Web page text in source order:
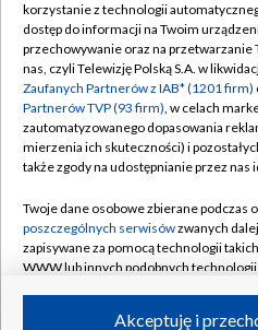
Abonament TVP
Emisja w TVP
Centrum informacji TVP
Naziemna Telewizja Cyfrowa
Rada Programowa
System NOS
Informacje o nadawcy
Polityka
Moje
korzystanie z technologii
dostęp do informacji na Twoim
przechowywanie oraz na przetwarzanie
nas, czyli Telewizję Polską S.A. w
Zaufanych Partnerów z IAB* (1201 firm)
Partnerów TVP (93 firm), w celach
zautomatyzowanego dopasowania
mierzenia ich skuteczności) i
także zgody na udostępnianie przez nas
Twoje dane osobowe zbierane podczas
poszczególnych serwisówzwanych
zapisywane za pomocą technologii
WWW lub innych podobnych
ruchu w Internecie.Akceptuję i